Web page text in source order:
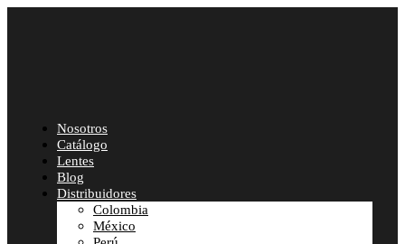
Nosotros
Catálogo
Lentes
Blog
Distribuidores
Colombia
México